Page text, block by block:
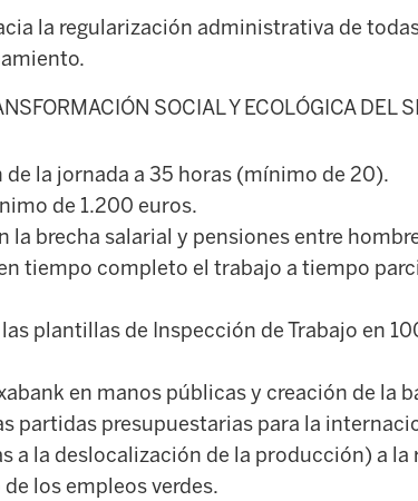
la regularización administrativa de
SOCIAL Y ECOLÓGICA DEL
de la jornada a 35 horas (mínimo de 20).
de 1.200 euros.
la brecha salarial y pensiones entre
tiempo completo el trabajo a tiempo
plantillas de Inspección de Trabajo en
en manos públicas y creación de la
partidas presupuestarias para la
a la deslocalización de la producción) a
los empleos verdes.